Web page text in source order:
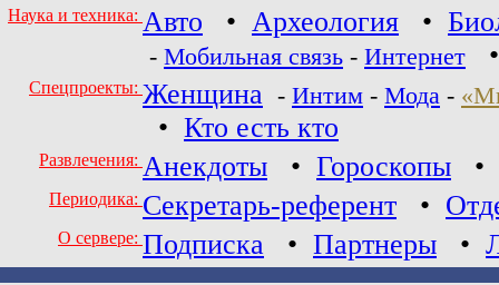
Наука и техника: Авто • Археология •
- Мобильная связь - Интернет
Спецпроекты: Женщина - Интим - Мода -
• Кто есть кто
Развлечения: Анекдоты • Гороскопы •
Периодика: Секретарь-референт •
О сервере: Подписка • Партнеры •